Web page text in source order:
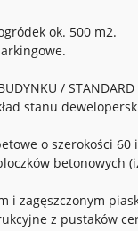
ok. 500 m2.
/ STANDARD
stanu
o szerokości 60
i zagęszczonym
z pustaków